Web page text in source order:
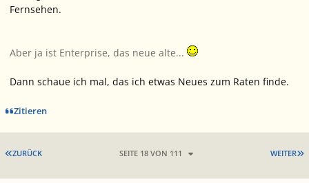
Fernsehen.
Aber ja ist Enterprise, das neue alte...
Dann schaue ich mal, das ich etwas Neues zum Raten finde.
Zitieren
ERSTE SEITE
ZURÜCK WEITER
SEITE 18 VON 111